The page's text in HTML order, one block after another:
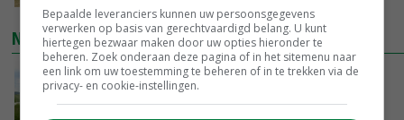
NIEUWSTE VIDEO'S
POAH! John Deere 7730
Bepaalde leveranciers kunnen uw persoonsgegevens
verwerken op basis van gerechtvaardigd belang. U kunt
hiertegen bezwaar maken door uw opties hieronder te
beheren. Zoek onderaan deze pagina of in het sitemenu naar
een link om uw toestemming te beheren of in te trekken via de
privacy- en cookie-instellingen.